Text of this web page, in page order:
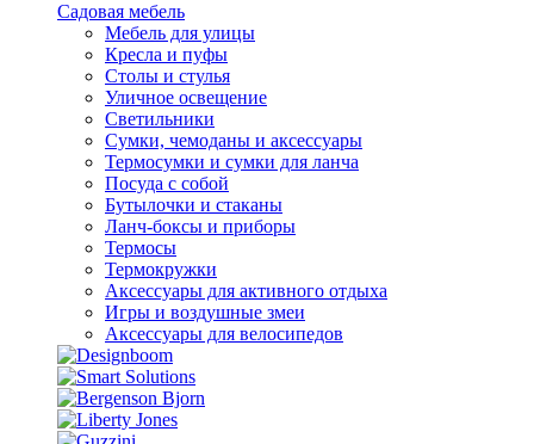
Садовая мебель
Мебель для улицы
Кресла и пуфы
Столы и стулья
Уличное освещение
Светильники
Сумки, чемоданы и аксессуары
Термосумки и сумки для ланча
Посуда с собой
Бутылочки и стаканы
Ланч-боксы и приборы
Термосы
Термокружки
Аксессуары для активного отдыха
Игры и воздушные змеи
Аксессуары для велосипедов